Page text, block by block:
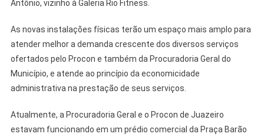
Antônio, vizinho à Galeria Rio Fitness.
As novas instalações físicas terão um espaço mais amplo para
atender melhor a demanda crescente dos diversos serviços
ofertados pelo Procon e também da Procuradoria Geral do
Município, e atende ao princípio da economicidade
administrativa na prestação de seus serviços.
Atualmente, a Procuradoria Geral e o Procon de Juazeiro
estavam funcionando em um prédio comercial da Praça Barão